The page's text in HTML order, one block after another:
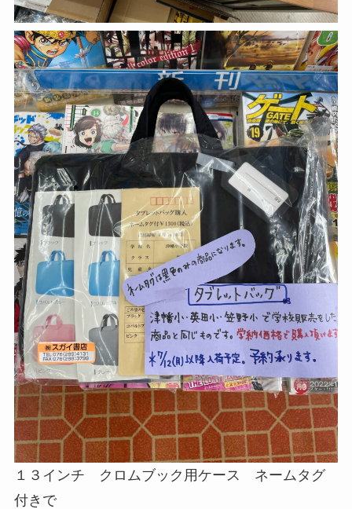
１３インチ クロムブック用ケース ネームタグ
付きで